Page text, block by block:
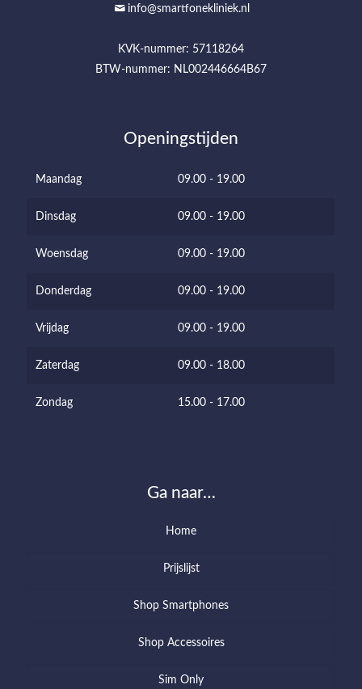
info@smartfonekliniek.nl
KVK-nummer: 57118264
BTW-nummer: NL002446664B67
Openingstijden
Maandag 09.00 - 19.00
Dinsdag 09.00 - 19.00
Woensdag 09.00 - 19.00
Donderdag 09.00 - 19.00
Vrijdag 09.00 - 19.00
Zaterdag 09.00 - 18.00
Zondag 15.00 - 17.00
Ga naar…
Home
Prijslijst
Shop Smartphones
Shop Accessoires
Sim Only